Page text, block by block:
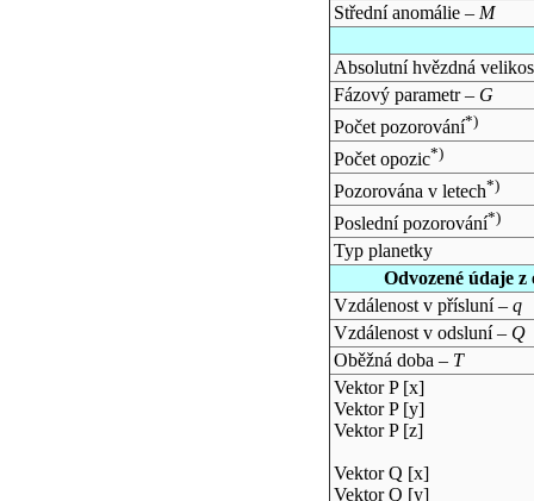
Střední anomálie – M
Absolutní hvězdná
Fázový parametr – G
Počet pozorování*)
Počet opozic*)
Pozorována v letech*)
Poslední pozorování*)
Typ planetky
Odvozené údaje
Vzdálenost v přísluní – q
Vzdálenost v odsluní – Q
Oběžná doba – T
Vektor P [x]
Vektor P [y]
Vektor P [z]
Vektor Q [x]
Vektor Q [y]